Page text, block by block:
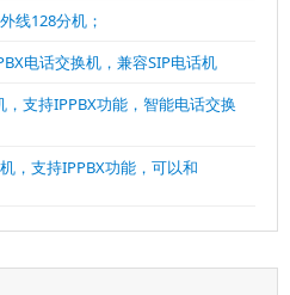
线128分机；
电话交换机，兼容SIP电话机
支持IPPBX功能，智能电话交换
，支持IPPBX功能，可以和